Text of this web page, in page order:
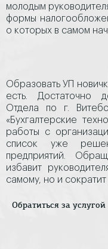
молодым
формы
о которых в самом
Образовать УП
есть. Достаточно
Отдела по г.
«Бухгалтерские
работы с
список уже
предприятий.
избавит
самому, но и
Обратиться за услугой